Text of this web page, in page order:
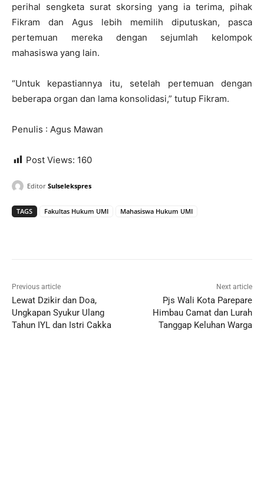
perihal sengketa surat skorsing yang ia terima, pihak
Fikram dan Agus lebih memilih diputuskan, pasca
pertemuan mereka dengan sejumlah kelompok
mahasiswa yang lain.
“Untuk kepastiannya itu, setelah pertemuan dengan
beberapa organ dan lama konsolidasi,” tutup Fikram.
Penulis : Agus Mawan
Post Views: 160
Editor Sulselekspres
TAGS Fakultas Hukum UMI Mahasiswa Hukum UMI
Previous article
Lewat Dzikir dan Doa,
Ungkapan Syukur Ulang
Tahun IYL dan Istri Cakka
Next article
Pjs Wali Kota Parepare
Himbau Camat dan Lurah
Tanggap Keluhan Warga